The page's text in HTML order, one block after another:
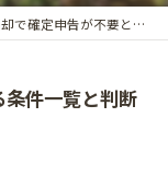
告が不要となる条件一覧と判断基準を徹底解説
件一覧と判断